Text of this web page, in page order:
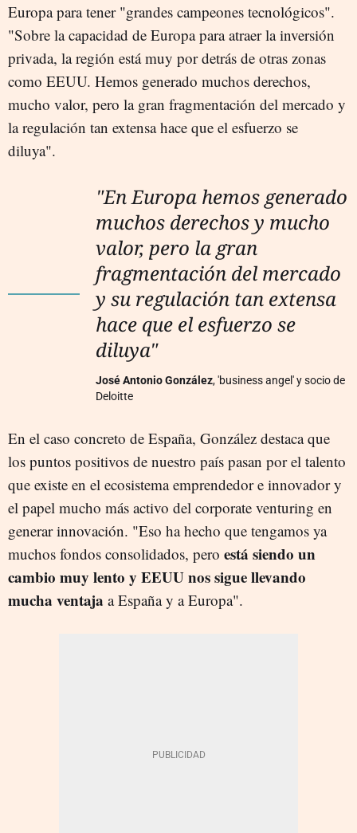
Europa para tener "grandes campeones tecnológicos".
"Sobre la capacidad de Europa para atraer la inversión
privada, la región está muy por detrás de otras zonas
como EEUU. Hemos generado muchos derechos,
mucho valor, pero la gran fragmentación del mercado y
la regulación tan extensa hace que el esfuerzo se
diluya".
"En Europa hemos generado
muchos derechos y mucho
valor, pero la gran
fragmentación del mercado
y su regulación tan extensa
hace que el esfuerzo se
diluya"
José Antonio González, 'business angel' y socio de
Deloitte
En el caso concreto de España, González destaca que
los puntos positivos de nuestro país pasan por el talento
que existe en el ecosistema emprendedor e innovador y
el papel mucho más activo del corporate venturing en
generar innovación. "Eso ha hecho que tengamos ya
muchos fondos consolidados, pero está siendo un
cambio muy lento y EEUU nos sigue llevando
mucha ventaja a España y a Europa".